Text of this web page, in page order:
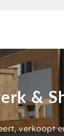
&
verkoopt